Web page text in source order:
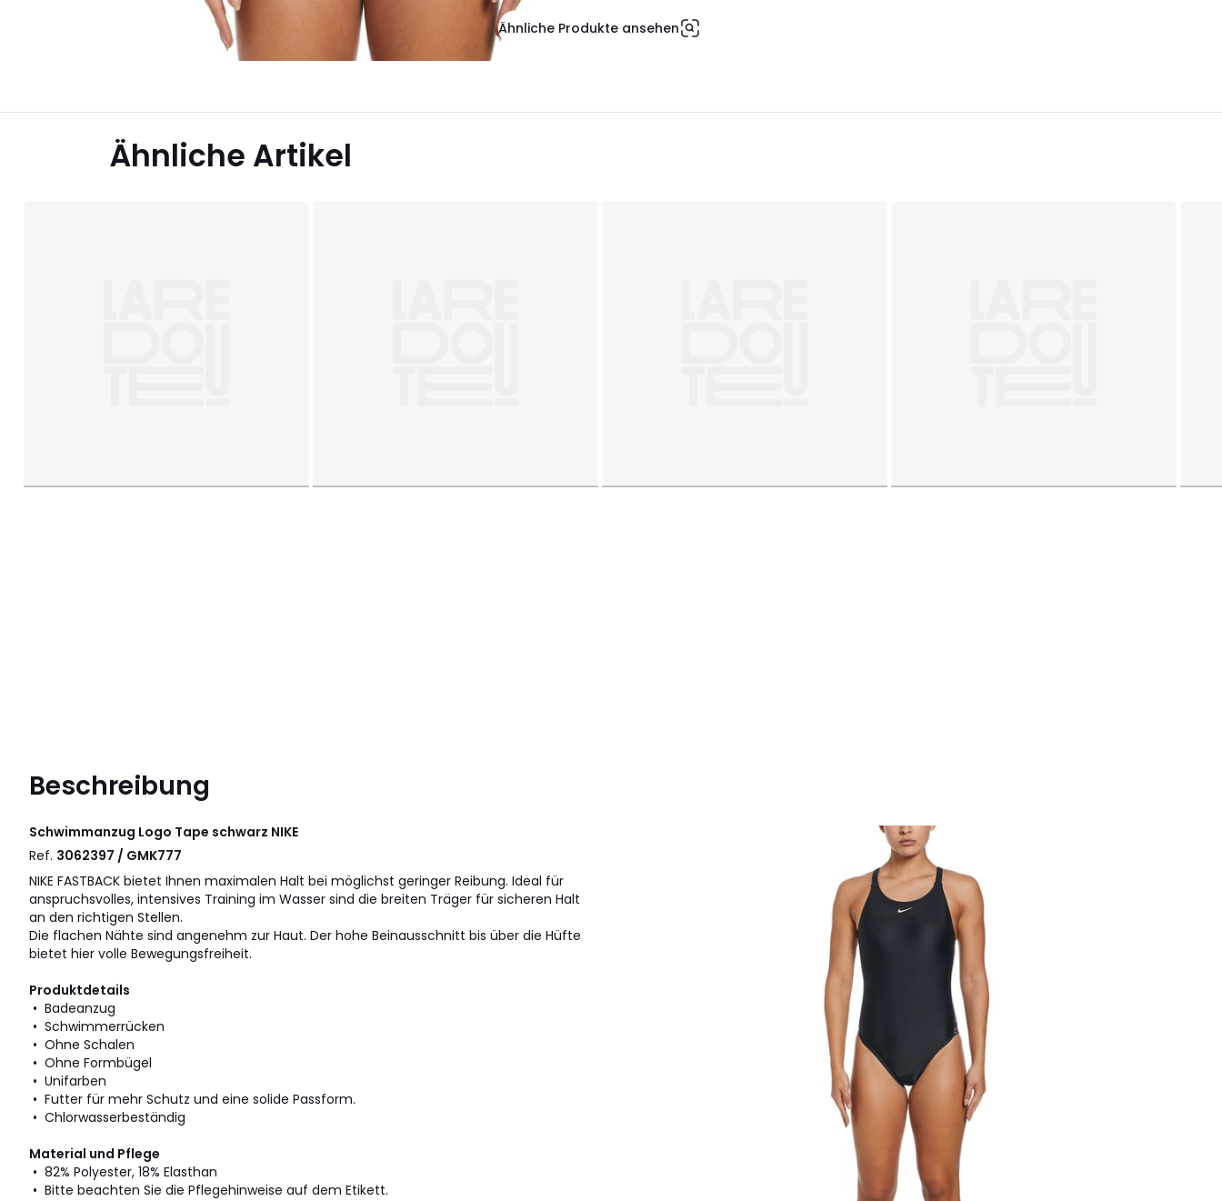
Ähnliche Produkte ansehen
Ähnliche Artikel
Beschreibung
Schwimmanzug Logo Tape schwarz NIKE
Ref. 3062397 / GMK777
NIKE FASTBACK bietet Ihnen maximalen Halt bei möglichst geringer Reibung. Ideal für
anspruchsvolles, intensives Training im Wasser sind die breiten Träger für sicheren Halt
an den richtigen Stellen.
Die flachen Nähte sind angenehm zur Haut. Der hohe Beinausschnitt bis über die Hüfte
bietet hier volle Bewegungsfreiheit.
Produktdetails
• Badeanzug
• Schwimmerrücken
• Ohne Schalen
• Ohne Formbügel
• Unifarben
• Futter für mehr Schutz und eine solide Passform.
• Chlorwasserbeständig
Material und Pflege
• 82% Polyester, 18% Elasthan
• Bitte beachten Sie die Pflegehinweise auf dem Etikett.